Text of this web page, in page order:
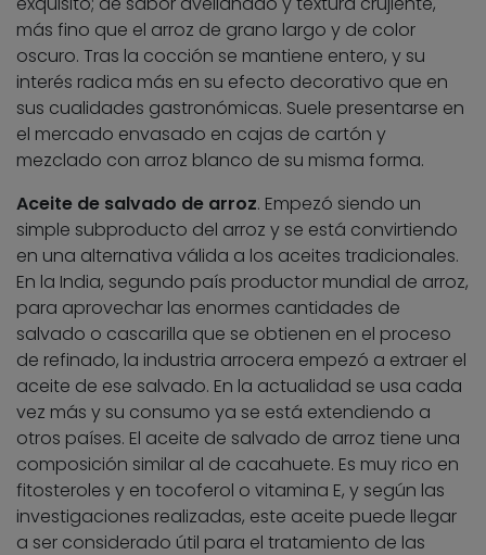
más fino que el arroz de grano largo y de color
oscuro. Tras la cocción se mantiene entero, y su
interés radica más en su efecto decorativo que en
sus cualidades gastronómicas. Suele presentarse en
el mercado envasado en cajas de cartón y
mezclado con arroz blanco de su misma forma.
Aceite de salvado de arroz. Empezó siendo un
simple subproducto del arroz y se está convirtiendo
en una alternativa válida a los aceites tradicionales.
En la India, segundo país productor mundial de arroz,
para aprovechar las enormes cantidades de
salvado o cascarilla que se obtienen en el proceso
de refinado, la industria arrocera empezó a extraer el
aceite de ese salvado. En la actualidad se usa cada
vez más y su consumo ya se está extendiendo a
otros países. El aceite de salvado de arroz tiene una
composición similar al de cacahuete. Es muy rico en
fitosteroles y en tocoferol o vitamina E, y según las
investigaciones realizadas, este aceite puede llegar
a ser considerado útil para el tratamiento de las